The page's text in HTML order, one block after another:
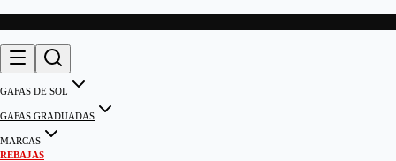
GAFAS DE SOL
GAFAS GRADUADAS
MARCAS
REBAJAS